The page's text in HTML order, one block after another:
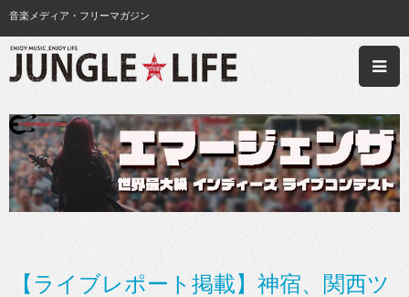
音楽メディア・フリーマガジン
【ライブレポート掲載】神宿、関西ツ